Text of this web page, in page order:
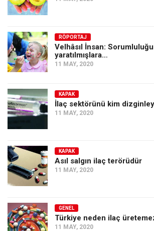
Amerika
Avustralya
Tarih
Düşünce
Dosyalar
RÖPORTAJ
Velhâsıl İnsan:
yaratılmışlara…
11 MAY, 2020
KAPAK
İlaç sektörünü kim
11 MAY, 2020
KAPAK
Asıl salgın ilaç terörüdür
11 MAY, 2020
GENEL
Türkiye neden ilaç
11 MAY, 2020